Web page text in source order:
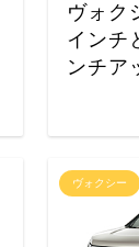
ヴォク
インチ
ンチア
ヴォクシー